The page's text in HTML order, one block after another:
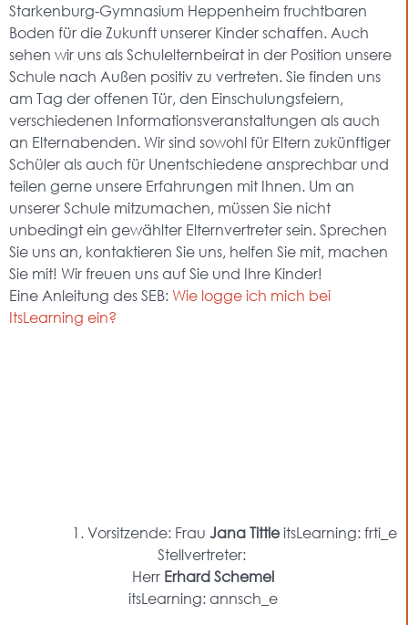
Starkenburg-Gymnasium Heppenheim fruchtbaren
Boden für die Zukunft unserer Kinder schaffen. Auch
sehen wir uns als Schulelternbeirat in der Position unsere
Schule nach Außen positiv zu vertreten. Sie finden uns
am Tag der offenen Tür, den Einschulungsfeiern,
verschiedenen Informationsveranstaltungen als auch
an Elternabenden. Wir sind sowohl für Eltern zukünftiger
Schüler als auch für Unentschiedene ansprechbar und
teilen gerne unsere Erfahrungen mit Ihnen. Um an
unserer Schule mitzumachen, müssen Sie nicht
unbedingt ein gewählter Elternvertreter sein. Sprechen
Sie uns an, kontaktieren Sie uns, helfen Sie mit, machen
Sie mit! Wir freuen uns auf Sie und Ihre Kinder!
Eine Anleitung des SEB:Wie logge ich mich bei
ItsLearning ein?
1. Vorsitzende: Frau Jana TittleitsLearning: frti_e
Stellvertreter:
Herr Erhard Schemel
itsLearning: annsch_e